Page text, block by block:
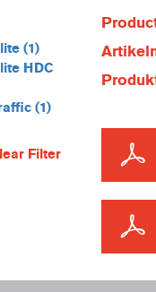
(1)
HDC
(1)
Filter